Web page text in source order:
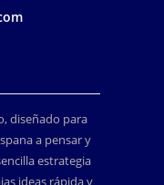
diseñado para
a pensar y
estrategia
ideas rápida y